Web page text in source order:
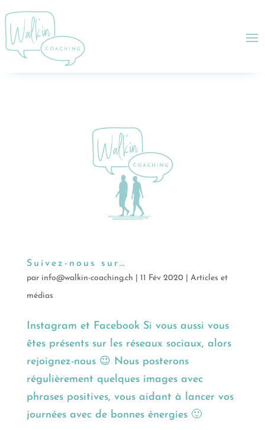
Suivez-nous sur…
par info@walkin-coaching.ch 11 Fév 2020| Articles et
médias
Instagram et Facebook Si vous aussi vous
êtes présents sur les réseaux sociaux, alors
rejoignez-nous 😉 Nous posterons
régulièrement quelques images avec
phrases positives, vous aidant à lancer vos
journées avec de bonnes énergies 🙂